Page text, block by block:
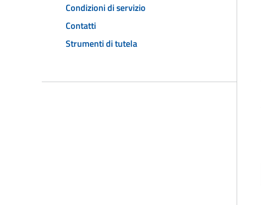
Condizioni di servizio
Contatti
Strumenti di tutela